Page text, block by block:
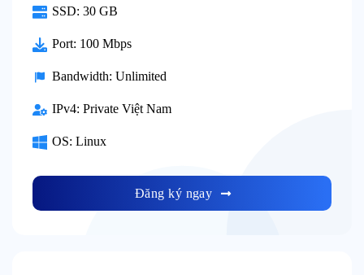
SSD: 30 GB
Port: 100 Mbps
Bandwidth: Unlimited
IPv4: Private Việt Nam
OS: Linux
Đăng ký ngay